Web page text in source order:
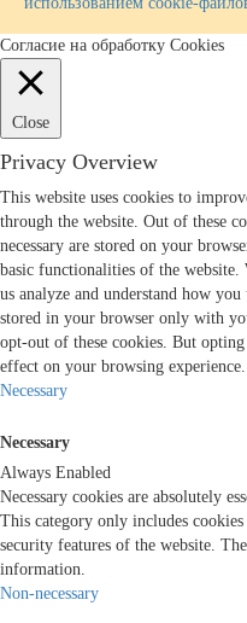
Согласие на обработку Cookies
Close
Privacy Overview
This website uses cookies to
through the website. Out of these
necessary are stored on your
basic functionalities of the website.
us analyze and understand how
stored in your browser only with
opt-out of these cookies. But
effect on your browsing experience.
Necessary
Necessary
Always Enabled
Necessary cookies are absolutely
This category only includes
security features of the website.
information.
Non-necessary